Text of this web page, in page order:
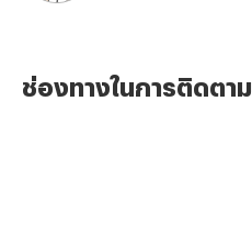
ช่องทางในการติดตาม